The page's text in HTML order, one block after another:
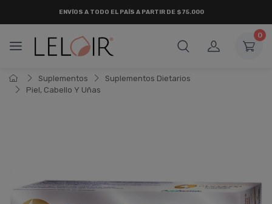
ENVÍOS A TODO EL PAÍS A PARTIR DE $75.000
0
Suplementos
Suplementos Dietarios
Piel, Cabello Y Uñas